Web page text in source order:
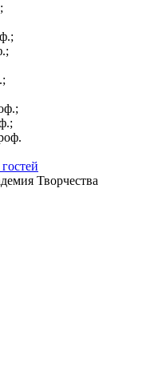
Творчества